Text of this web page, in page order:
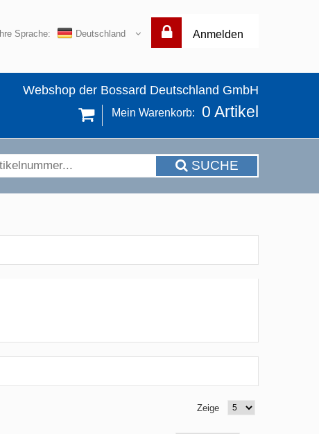
Anmelden
Ihre Sprache: Deutschland
Webshop der Bossard Deutschland GmbH
Mein Warenkorb: 0 Artikel
SUCHE
Zeige